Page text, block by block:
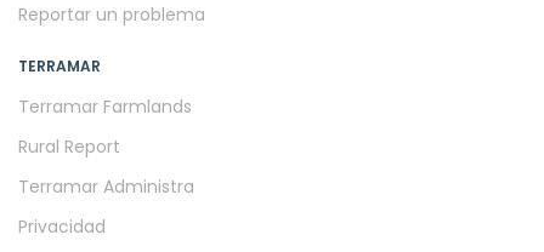
Reportar un problema
TERRAMAR
Terramar Farmlands
Rural Report
Terramar Administra
Privacidad